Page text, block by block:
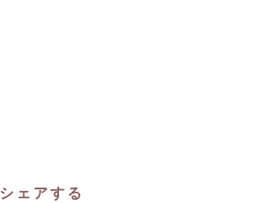
シェアする